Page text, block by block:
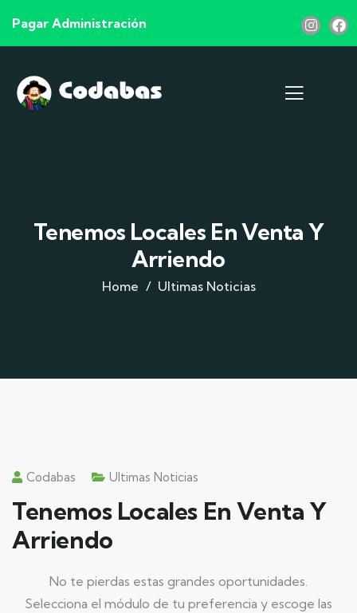
Pagar Administración
Tenemos Locales En Venta Y
Arriendo
Home Ultimas Noticias
Codabas Ultimas Noticias
Tenemos Locales En Venta Y
Arriendo
No te pierdas estas grandes oportunidades.
Selecciona el módulo de tu preferencia y escoge las